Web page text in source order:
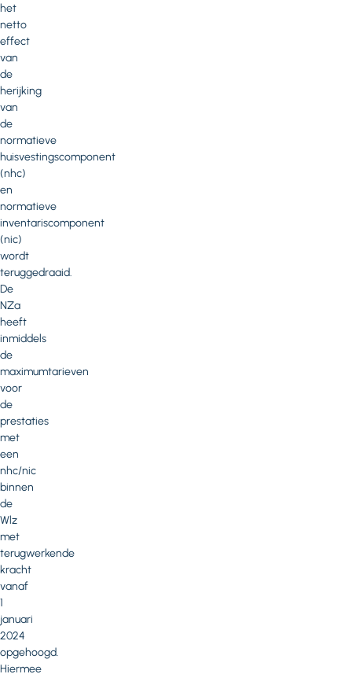
het
netto
effect
van
de
herijking
van
de
normatieve
huisvestingscomponent
(nhc)
en
normatieve
inventariscomponent
(nic)
wordt
teruggedraaid.
De
NZa
heeft
inmiddels
de
maximumtarieven
voor
de
prestaties
met
een
nhc/nic
binnen
de
Wlz
met
terugwerkende
kracht
vanaf
1
januari
2024
opgehoogd.
Hiermee